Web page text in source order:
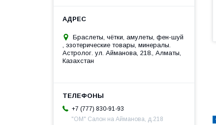
Браслеты, чётки, амулеты, фен-шуй
, эзотерические товары, минералы.
Астролог. ул. Айманова, 218., Алматы,
Казахстан
+7 (777) 830-91-93
"ОМ" Салон на Айманова, д.218